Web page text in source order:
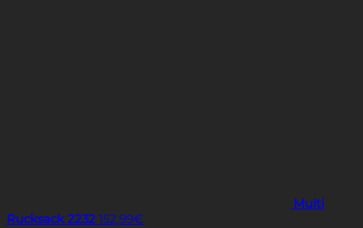
Multi
Rucksack 2232 152,99€